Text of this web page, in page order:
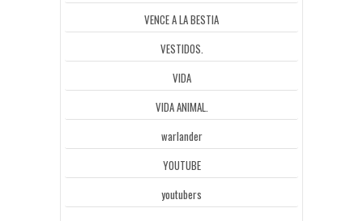
VENCE A LA BESTIA
VESTIDOS.
VIDA
VIDA ANIMAL.
warlander
YOUTUBE
youtubers